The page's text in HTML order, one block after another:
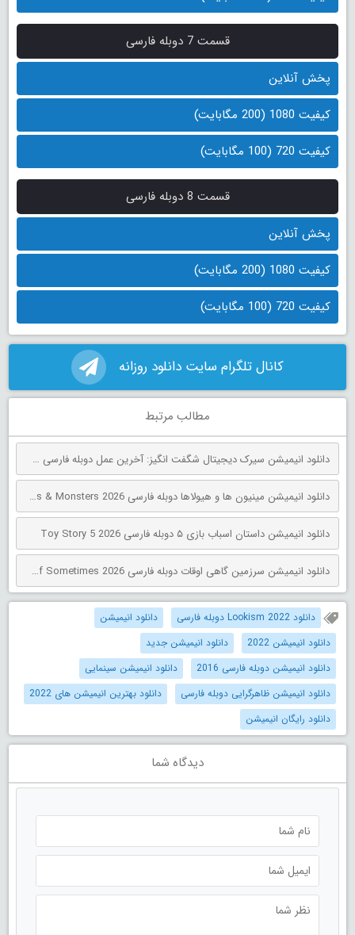
قسمت 7 دوبله فارسی
پخش آنلاین
کیفیت 1080 (200 مگابایت)
کیفیت 720 (100 مگابایت)
قسمت 8 دوبله فارسی
پخش آنلاین
کیفیت 1080 (200 مگابایت)
کیفیت 720 (100 مگابایت)
کانال تلگرام سایت دانلود روزانه
مطالب مرتبط
دانلود انیمیشن سیرک دیجیتال شگفت انگیز: آخرین عمل دوبله فارسی The Amazing Digital Circus: The Last Act 2026
دانلود انیمیشن مینیون‌ ها و هیولاها دوبله فارسی Minions & Monsters 2026
دانلود انیمیشن داستان اسباب بازی ۵ دوبله فارسی Toy Story 5 2026
دانلود انیمیشن سرزمین گاهی اوقات دوبله فارسی The Land of Sometimes 2026
دانلود Lookism 2022 دوبله فارسی
دانلود انیمیشن
دانلود انیمیشن 2022
دانلود انیمیشن جدید
دانلود انیمیشن دوبله فارسی 2016
دانلود انیمیشن سینمایی
دانلود انیمیشن ظاهرگرایی دوبله فارسی
دانلود بهترین انیمیشن های 2022
دانلود رایگان انیمیشن
دیدگاه شما